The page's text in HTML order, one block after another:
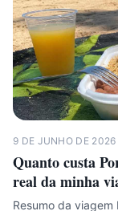
9 DE JUNHO DE 2026
Quanto custa
real da minha
Resumo da